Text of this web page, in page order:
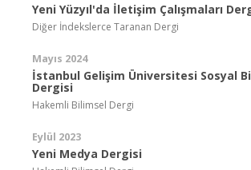
Yeni Yüzyıl'da İletişim Çalışmaları
Diğer İndekslerce Taranan Dergi
Mayıs 2024
İstanbul Gelişim Üniversitesi Sosyal
Dergisi
Hakemli Bilimsel Dergi
Eylül 2023
Yeni Medya Dergisi